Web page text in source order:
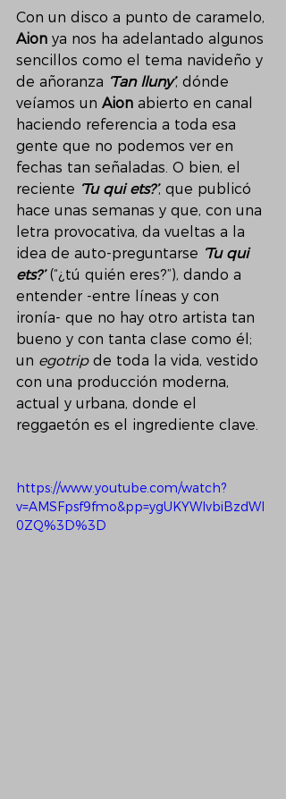
Con un disco a punto de caramelo,
Aion ya nos ha adelantado algunos
sencillos como el tema navideño y
de añoranza ‘Tan lluny’, dónde
veíamos un Aion abierto en canal
haciendo referencia a toda esa
gente que no podemos ver en
fechas tan señaladas. O bien, el
reciente ‘Tu qui ets?’, que publicó
hace unas semanas y que, con una
letra provocativa, da vueltas a la
idea de auto-preguntarse ‘Tu qui
ets?’ (“¿tú quién eres?”), dando a
entender -entre líneas y con
ironía- que no hay otro artista tan
bueno y con tanta clase como él;
un egotrip de toda la vida, vestido
con una producción moderna,
actual y urbana, donde el
reggaetón es el ingrediente clave.
https://www.youtube.com/watch?
v=AMSFpsf9fmo&pp=ygUKYWlvbiBzdWl
0ZQ%3D%3D